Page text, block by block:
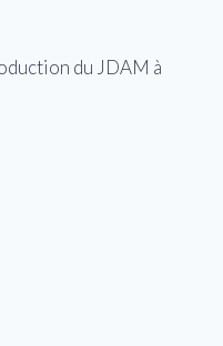
du JDAM à